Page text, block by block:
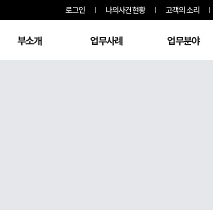
로그인 나의사건현황 고객의 소리
부소개 업무사례 업무분야